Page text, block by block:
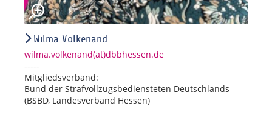
Wilma Volkenand
wilma.volkenand(at)dbbhessen.de
-----
Mitgliedsverband:
Bund der Strafvollzugsbediensteten Deutschlands
(BSBD, Landesverband Hessen)